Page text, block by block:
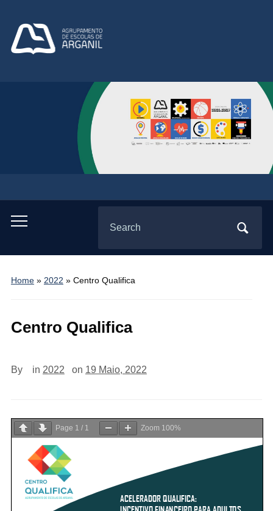
Toggle
menu
for:
Home» 2022 » Centro Qualifica
Centro Qualifica
By in 2022 on 19 Maio, 2022
Page 1 / 1 Zoom 100%